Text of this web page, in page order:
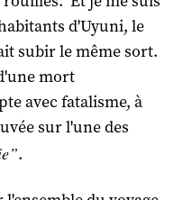
d'Uyuni, le
subir le même sort.
mort
avec fatalisme, à
sur l'une des
.